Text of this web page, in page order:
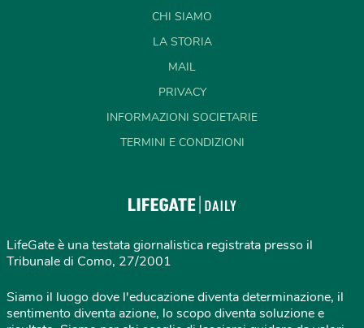
CHI SIAMO
LA STORIA
MAIL
PRIVACY
INFORMAZIONI SOCIETARIE
TERMINI E CONDIZIONI
LifeGate è una testata giornalistica registrata presso il
Tribunale di Como, 27/2001
Siamo il luogo dove l'educazione diventa determinazione, il
sentimento diventa azione, lo scopo diventa soluzione e